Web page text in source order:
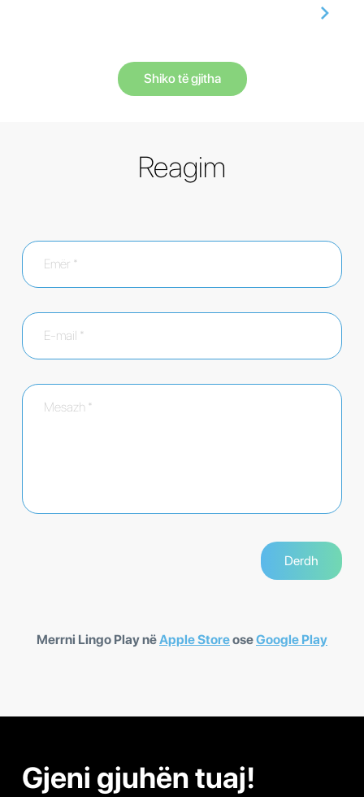
Shiko të gjitha
Reagim
Merrni Lingo Play nëApple StoreoseGoogle Play
Gjeni gjuhën tuaj!